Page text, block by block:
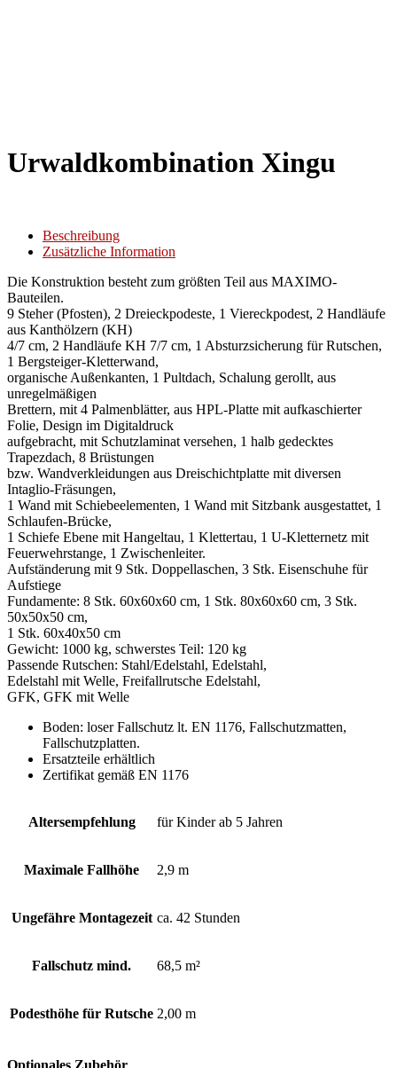
Urwaldkombination Xingu
Beschreibung
Zusätzliche Information
Die Konstruktion besteht zum größten Teil aus MAXIMO-
Bauteilen.
9 Steher (Pfosten), 2 Dreieckpodeste, 1 Viereckpodest, 2 Handläufe
aus Kanthölzern (KH)
4/7 cm, 2 Handläufe KH 7/7 cm, 1 Absturzsicherung für Rutschen,
1 Bergsteiger-Kletterwand,
organische Außenkanten, 1 Pultdach, Schalung gerollt, aus
unregelmäßigen
Brettern, mit 4 Palmenblätter, aus HPL-Platte mit aufkaschierter
Folie, Design im Digitaldruck
aufgebracht, mit Schutzlaminat versehen, 1 halb gedecktes
Trapezdach, 8 Brüstungen
bzw. Wandverkleidungen aus Dreischichtplatte mit diversen
Intaglio-Fräsungen,
1 Wand mit Schiebeelementen, 1 Wand mit Sitzbank ausgestattet, 1
Schlaufen-Brücke,
1 Schiefe Ebene mit Hangeltau, 1 Klettertau, 1 U-Kletternetz mit
Feuerwehrstange, 1 Zwischenleiter.
Aufständerung mit 9 Stk. Doppellaschen, 3 Stk. Eisenschuhe für
Aufstiege
Fundamente: 8 Stk. 60x60x60 cm, 1 Stk. 80x60x60 cm, 3 Stk.
50x50x50 cm,
1 Stk. 60x40x50 cm
Gewicht: 1000 kg, schwerstes Teil: 120 kg
Passende Rutschen: Stahl/Edelstahl, Edelstahl,
Edelstahl mit Welle, Freifallrutsche Edelstahl,
GFK, GFK mit Welle
Boden: loser Fallschutz lt. EN 1176, Fallschutzmatten,
Fallschutzplatten.
Ersatzteile erhältlich
Zertifikat gemäß EN 1176
Altersempfehlung für Kinder ab 5 Jahren
Maximale Fallhöhe 2,9 m
Ungefähre Montagezeit ca. 42 Stunden
Fallschutz mind. 68,5 m²
Podesthöhe für Rutsche 2,00 m